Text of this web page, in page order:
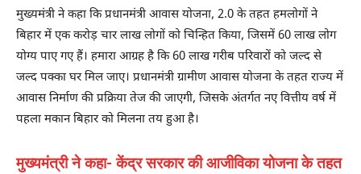
मुख्यमंत्री ने कहा कि प्रधानमंत्री आवास योजना, 2.0 के तहत हमलोगों ने
बिहार में एक करोड़ चार लाख लोगों को चिन्हित किया, जिसमें 60 लाख लोग
योग्य पाए गए हैं। हमारा आग्रह है कि 60 लाख गरीब परिवारों को जल्द से
जल्द पक्का घर मिल जाए। प्रधानमंत्री ग्रामीण आवास योजना के तहत राज्य में
आवास निर्माण की प्रक्रिया तेज की जाएगी, जिसके अंतर्गत नए वित्तीय वर्ष में
पहला मकान बिहार को मिलना तय हुआ है।
मुख्यमंत्री ने कहा- केंद्र सरकार की आजीविका योजना के तहत